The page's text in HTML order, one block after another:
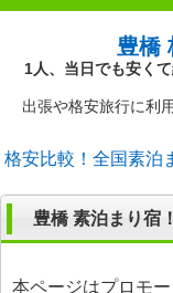
豊橋
1人、当日でも安く
出張や格安旅行に利
格安比較！全国素泊
豊橋 素泊まり宿
本ページはプロモ